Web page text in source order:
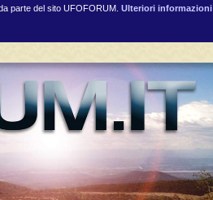
parte del sito UFOFORUM. Ulteriori informazioni